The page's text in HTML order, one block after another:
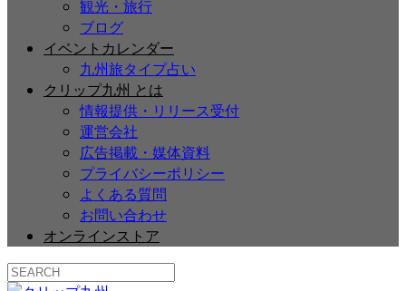
観光・旅行
ブログ
イベントカレンダー
九州旅タイプ占い
クリップ九州 とは
情報提供・リリース受付
運営会社
広告掲載・媒体資料
プライバシーポリシー
よくある質問
お問い合わせ
オンラインストア